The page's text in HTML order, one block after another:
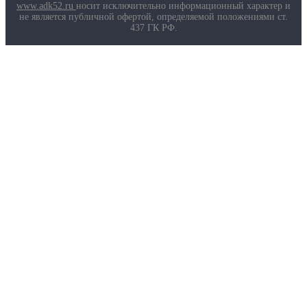
Маркировка противогазов
Основные ТР ТС, ГОСТ и ТУ
www.adk52.ru носит исключительно информационный характер и
не является публичной офертой, определяемой положениями ст.
437 ГК РФ.